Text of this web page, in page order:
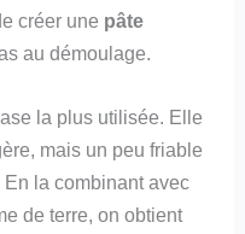
créer une pâte
au démoulage.
la plus utilisée. Elle
mais un peu friable
la combinant avec
de terre, on obtient